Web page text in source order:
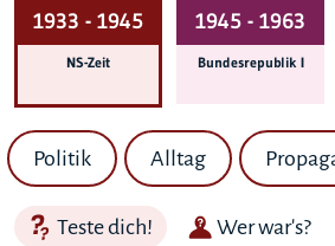
1933 - 1945
NS-Zeit
1945 - 1963
Bundes­republik I
Politik Alltag
Teste dich! Wer war's?